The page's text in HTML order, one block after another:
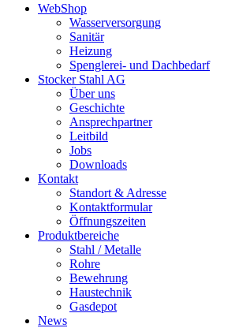
WebShop
Wasserversorgung
Sanitär
Heizung
Spenglerei- und Dachbedarf
Stocker Stahl AG
Über uns
Geschichte
Ansprechpartner
Leitbild
Jobs
Downloads
Kontakt
Standort & Adresse
Kontaktformular
Öffnungszeiten
Produktbereiche
Stahl / Metalle
Rohre
Bewehrung
Haustechnik
Gasdepot
News